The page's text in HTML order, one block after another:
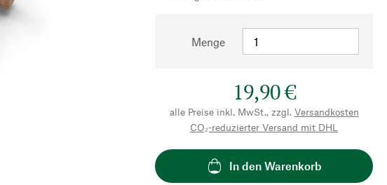
Menge
19,90 €
alle Preise inkl. MwSt., zzgl. Versandkosten
CO₂-reduzierter Versand mit DHL
In den Warenkorb